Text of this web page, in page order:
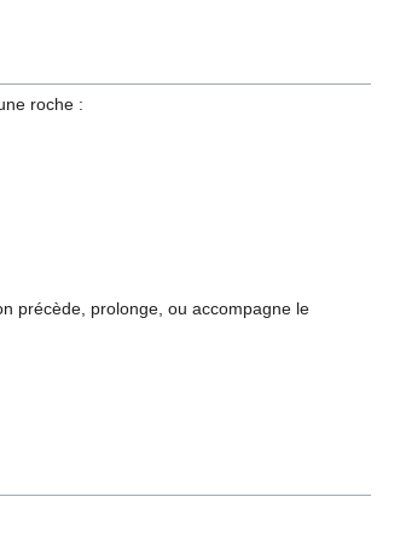
roche :
précède, prolonge, ou accompagne le